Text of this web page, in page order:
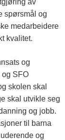
spørsmål og
medarbeidere
kvalitet.
og
og SFO
skolen skal
skal utvikle seg
og jobb.
til barna
og